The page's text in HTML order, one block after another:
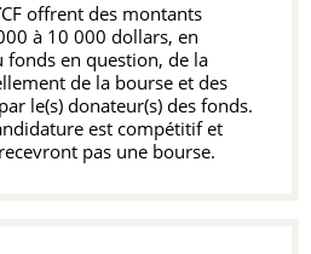
offrent des montants
à 10 000 dollars, en
en question, de la
de la bourse et des
le(s) donateur(s) des fonds.
est compétitif et
pas une bourse.